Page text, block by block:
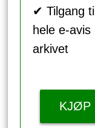
✔ Tilgang til
hele e-avis
arkivet
KJØP